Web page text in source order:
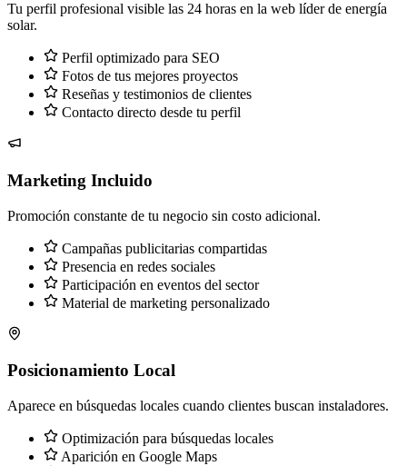
Tu perfil profesional visible las 24 horas en la web líder de energía
solar.
Perfil optimizado para SEO
Fotos de tus mejores proyectos
Reseñas y testimonios de clientes
Contacto directo desde tu perfil
Marketing Incluido
Promoción constante de tu negocio sin costo adicional.
Campañas publicitarias compartidas
Presencia en redes sociales
Participación en eventos del sector
Material de marketing personalizado
Posicionamiento Local
Aparece en búsquedas locales cuando clientes buscan instaladores.
Optimización para búsquedas locales
Aparición en Google Maps